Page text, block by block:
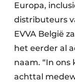
Zonwering
Europa,
distributeurs
EVVA België
het eerder al
naam. “In
achttal